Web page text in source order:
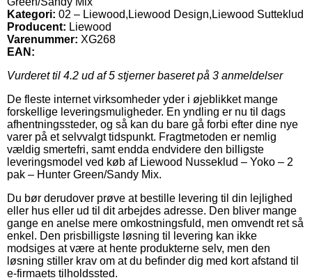
Kategori: 02 – Liewood,Liewood Design,Liewood Sutteklud
Producent: Liewood
Varenummer: XG268
EAN:
Vurderet til 4.2 ud af 5 stjerner baseret på 3 anmeldelser
De fleste internet virksomheder yder i øjeblikket mange
forskellige leveringsmuligheder. En yndling er nu til dags
afhentningssteder, og så kan du bare gå forbi efter dine nye
varer på et selvvalgt tidspunkt. Fragtmetoden er nemlig
vældig smertefri, samt endda endvidere den billigste
leveringsmodel ved køb af Liewood Nusseklud – Yoko – 2
pak – Hunter Green/Sandy Mix.
Du bør derudover prøve at bestille levering til din lejlighed
eller hus eller ud til dit arbejdes adresse. Den bliver mange
gange en anelse mere omkostningsfuld, men omvendt ret så
enkel. Den prisbilligste løsning til levering kan ikke
modsiges at være at hente produkterne selv, men den
løsning stiller krav om at du befinder dig med kort afstand til
e-firmaets tilholdssted.